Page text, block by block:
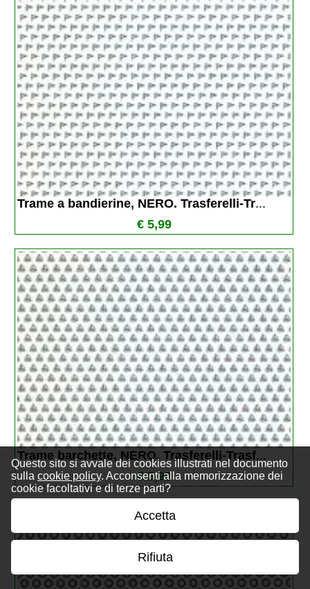
Questo sito si avvale dei cookies illustrati nel documento
sulla cookie policy. Acconsenti alla memorizzazione dei
cookie facoltativi e di terze parti?
Accetta
Rifiuta
Trame a bandierine, NERO. Trasferelli-Tr...
€ 5,99
Trame barchette, NERO. Trasferelli-Trasf...
€ 5,99